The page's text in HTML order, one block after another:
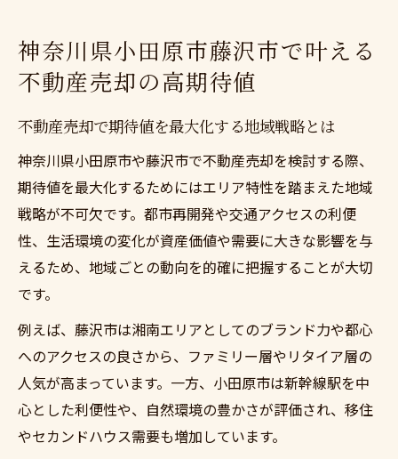
の高め方
地域特性を活かした不動産売却の具体的メ
高期待値を得るための不動産売却準備ポイ
ント
不動産売却を成功に導くエリア別ポイント解説
エリアごとに異なる不動産売却の重要ポイ
ント
小田原市と藤沢市の不動産売却成功法を比
不動産売却時に押さえたいエリア特性と対
策
売却戦略を練るための地域情報の活用法
不動産売却を有利に進めるための地域分析
神奈川県小田原市藤沢市で叶える
不動産売却の高期待値
不動産売却で期待値を最大化する地域戦略とは
神奈川県小田原市や藤沢市で不動産売却を検討する際、
期待値を最大化するためにはエリア特性を踏まえた地域
戦略が不可欠です。都市再開発や交通アクセスの利便
性、生活環境の変化が資産価値や需要に大きな影響を与
えるため、地域ごとの動向を的確に把握することが大切
です。
例えば、藤沢市は湘南エリアとしてのブランド力や都心
へのアクセスの良さから、ファミリー層やリタイア層の
人気が高まっています。一方、小田原市は新幹線駅を中
心とした利便性や、自然環境の豊かさが評価され、移住
やセカンドハウス需要も増加しています。